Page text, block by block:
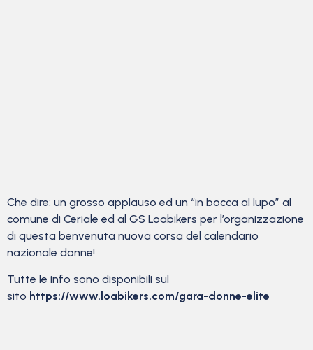
Che dire: un grosso applauso ed un “in bocca al lupo” al
comune di Ceriale ed al GS Loabikers per l’organizzazione
di questa benvenuta nuova corsa del calendario
nazionale donne!
Tutte le info sono disponibili sul
sito https://www.loabikers.com/gara-donne-elite